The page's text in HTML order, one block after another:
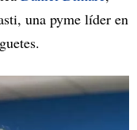
una pyme líder en